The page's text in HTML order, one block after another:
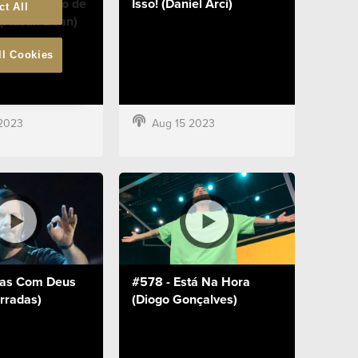
Dean)
Aug 15 2023
Com Deus
#578 - Está Na Hora
(Diogo Gonçalves)
All
Cookies